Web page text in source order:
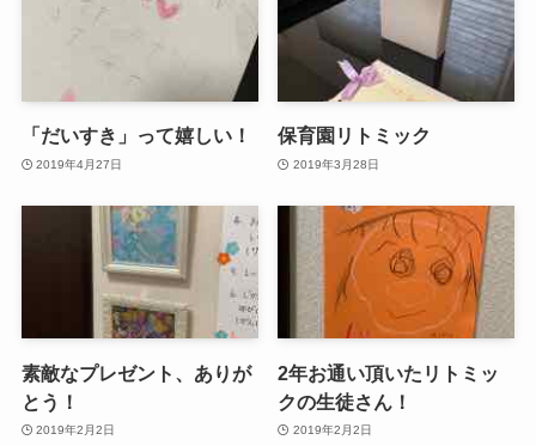
「だいすき」って嬉しい！
2019年4月27日
保育園リトミック
2019年3月28日
素敵なプレゼント、ありが
とう！
2019年2月2日
2年お通い頂いたリトミッ
クの生徒さん！
2019年2月2日